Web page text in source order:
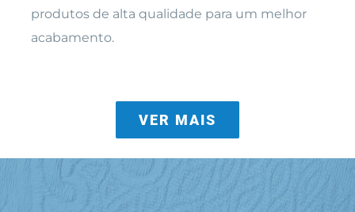
produtos de alta qualidade para um melhor
acabamento.
VER MAIS